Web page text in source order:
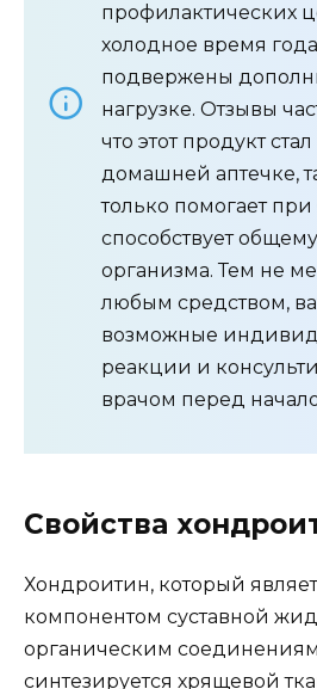
профилактических
холодное время
подвержены
нагрузке. Отзывы
что этот продукт
домашней аптечке,
только помогает при
способствует
организма. Тем не
любым средством,
возможные
реакции и
врачом перед
Свойства
Хондроитин, который
компонентом суставной
органическим
синтезируется хрящевой